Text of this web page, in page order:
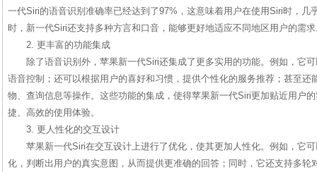
一代Siri的语音识别准确率已经达到了97%，这意味着用户在使用Siri时，几
时，新一代Siri还支持多种方言和口音，能够更好地适应不同地区用户的需
2. 更丰富的功能集成
除了语音识别外，苹果新一代Siri还集成了更多实用的功能。例如，它
语音控制；还可以根据用户的喜好和习惯，提供个性化的服务推荐；甚至还
物、查询信息等操作。这些功能的集成，使得苹果新一代Siri更加贴近用户
捷、高效的使用体验。
3. 更人性化的交互设计
苹果新一代Siri在交互设计上进行了优化，使其更加人性化。例如，它
化，判断出用户的真实意图，从而提供更准确的回答；同时，它还支持多轮